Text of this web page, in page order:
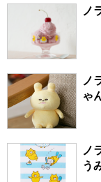
ノ
ゃ
ノ
う